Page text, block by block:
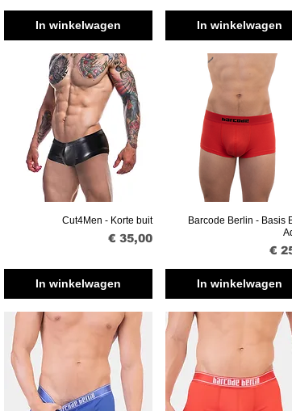
In winkelwagen In winkelwagen
Snel overzicht
Cut4Men - Korte buit
Prijs
€ 35,00
In winkelwagen
Snel overzicht
Barcode Berlin - Basis
€
In winkelwagen